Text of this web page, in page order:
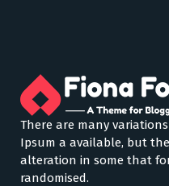
There are many
Ipsum a available, but
alteration in some that
randomised.